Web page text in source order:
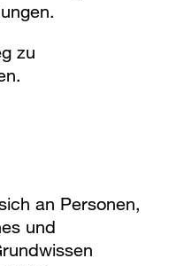
zu
an Personen,
und